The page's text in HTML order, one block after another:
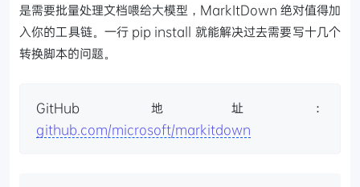
是需要批量处理文档喂给大模型，MarkItDown 绝对值得加
入你的工具链。一行 pip install 就能解决过去需要写十几个
转换脚本的问题。
GitHub 地址：
github.com/microsoft/markitdown